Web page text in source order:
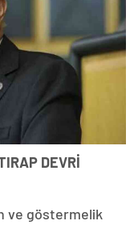
DEVRİ
ve göstermelik